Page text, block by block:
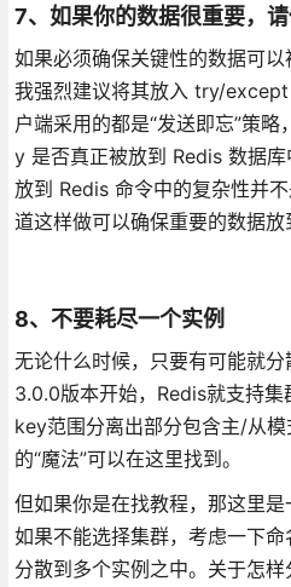
7、如果你的数据很重要，
如果必须确保关键性的数据可以
我强烈建议将其放入 try/
户端采用的都是“发送即忘”策
y 是否真正被放到 Redis 数据
放到 Redis 命令中的复杂性并
道这样做可以确保重要的数据放
8、不要耗尽一个实例
无论什么时候，只要有可能就
3.0.0版本开始，Redis就支持
key范围分离出部分包含主/从
的“魔法”可以在这里找到。
但如果你是在找教程，那这里是
如果不能选择集群，考虑一下
分散到多个实例之中。关于怎